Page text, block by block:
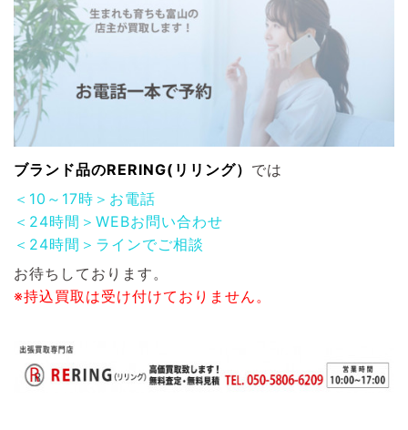
ブランド品のRERING(リリング） では
＜10～17時＞お電話
＜24時間＞WEBお問い合わせ
＜24時間＞ラインでご相談
お待ちしております。
※持込買取は受け付けておりません。